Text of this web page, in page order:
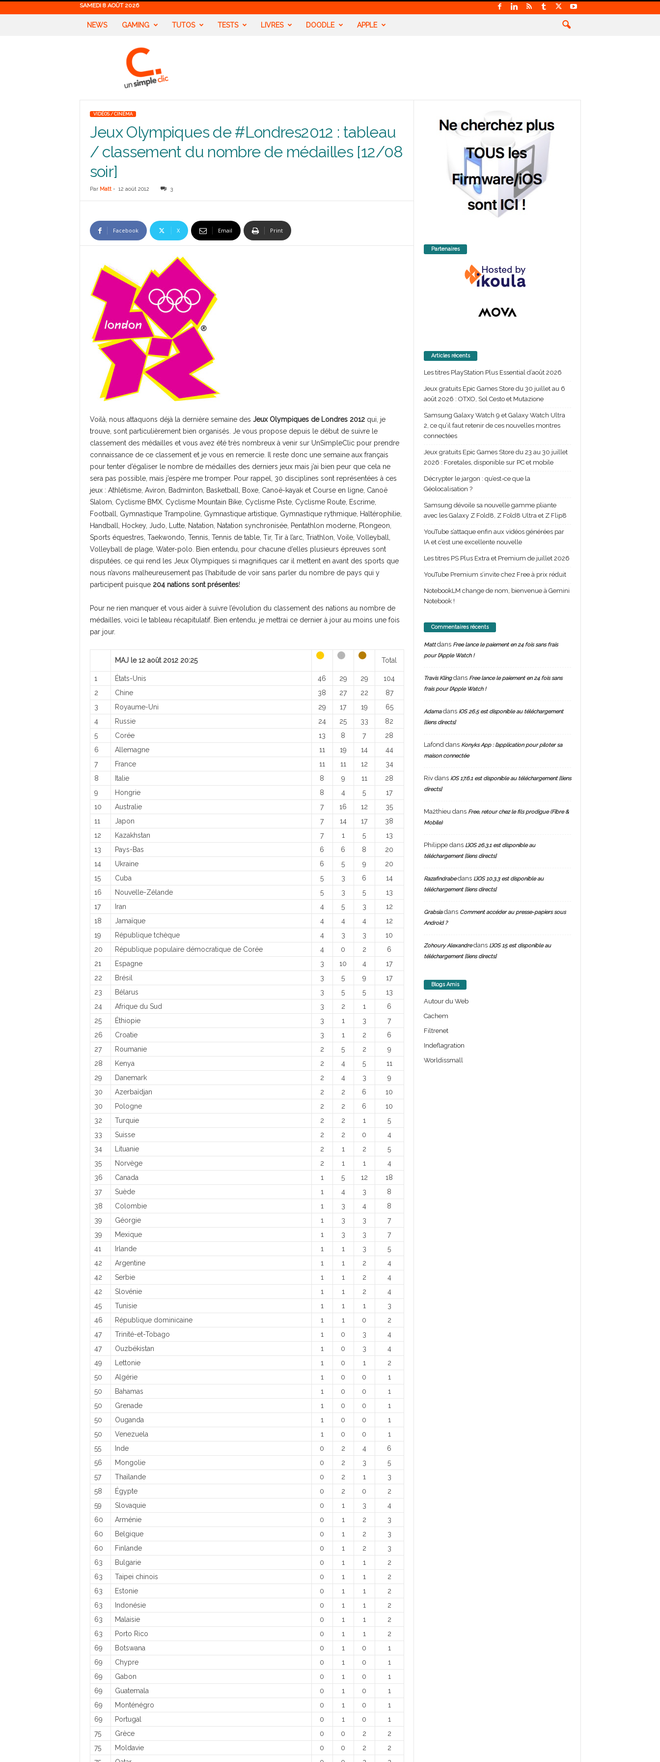
SAMEDI 8 AOÛT 2026
NEWS GAMING TUTOS TESTS LIVRES DOODLE APPLE
VIDÉOS / CINÉMA
Jeux Olympiques de #Londres2012 : tableau
/ classement du nombre de médailles [12/08
soir]
Par Matt- 12 août 2012 3
Facebook X Email Print
Voilà, nous attaquons déjà la dernière semaine des Jeux Olympiques de Londres 2012qui, je
trouve, sont particulièrement bien organisés. Je vous propose depuis le début de suivre le
classement des médailles et vous avez été très nombreux à venir sur UnSimpleClic pour prendre
connaissance de ce classement et je vous en remercie. Il reste donc une semaine aux français
pour tenter d’égaliser le nombre de médailles des derniers jeux mais j’ai bien peur que cela ne
sera pas possible, mais j’espère me tromper. Pour rappel, 30 disciplines sont représentées à ces
jeux : Athlétisme, Aviron, Badminton, Basketball, Boxe, Canoë-kayak et Course en ligne, Canoë
Slalom, Cyclisme BMX, Cyclisme Mountain Bike, Cyclisme Piste, Cyclisme Route, Escrime,
Football, Gymnastique Trampoline, Gymnastique artistique, Gymnastique rythmique, Haltérophilie,
Handball, Hockey, Judo, Lutte, Natation, Natation synchronisée, Pentathlon moderne, Plongeon,
Sports équestres, Taekwondo, Tennis, Tennis de table, Tir, Tir à l’arc, Triathlon, Voile, Volleyball,
Volleyball de plage, Water-polo. Bien entendu, pour chacune d’elles plusieurs épreuves sont
disputées, ce qui rend les Jeux Olympiques si magnifiques car il mettent en avant des sports que
nous n’avons malheureusement pas l’habitude de voir sans parler du nombre de pays qui y
participent puisque 204 nations sont présentes!
Pour ne rien manquer et vous aider à suivre l’évolution du classement des nations au nombre de
médailles, voici le tableau récapitulatif. Bien entendu, je mettrai ce dernier à jour au moins une fois
par jour.
MAJ le 12 août 2012 20:25 Total
1 États-Unis 46 29 29
104
2
Chine 38 27 22
87
3
Royaume-Uni 29 17 19
65
4
Russie 24 25 33
82
5
Corée 13 8 7
28
6
Allemagne 11 19 14
44
7
France 11 11 12
34
8
Italie 8 9 11
28
9
Hongrie 8 4 5
17
10
Australie 7 16 12
35
11
Japon 7 14 17
38
12
Kazakhstan 7 1 5
13
13
Pays-Bas 6 6 8
20
14
Ukraine 6 5 9
20
15
Cuba 5 3 6
14
16
Nouvelle-Zélande 5 3 5
13
17
Iran 4 5 3
12
18
Jamaïque 4 4 4
12
19
République tchèque 4 3 3
10
20
République populaire démocratique de Corée 4 0 2
6
21
Espagne 3 10 4
17
22
Brésil 3 5 9
17
23
Bélarus 3 5 5
13
24
Afrique du Sud 3 2 1
6
25
Éthiopie 3 1 3
7
26
Croatie 3 1 2
6
27
Roumanie 2 5 2
9
28
Kenya 2 4 5
11
29
Danemark 2 4 3
9
30
Azerbaïdjan 2 2 6
10
30
Pologne 2 2 6
10
32
Turquie 2 2 1
5
33
Suisse 2 2 0
4
34
Lituanie 2 1 2
5
35
Norvège 2 1 1
4
36
Canada 1 5 12
18
37
Suède 1 4 3
8
38
Colombie 1 3 4
8
39
Géorgie 1 3 3
7
39
Mexique 1 3 3
7
41
Irlande 1 1 3
5
42
Argentine 1 1 2
4
42
Serbie 1 1 2
4
42
Slovénie 1 1 2
4
45
Tunisie 1 1 1
3
46
République dominicaine 1 1 0
2
47
Trinité-et-Tobago 1 0 3
4
47
Ouzbékistan 1 0 3
4
49
Lettonie 1 0 1
2
50
Algérie 1 0 0
1
50
Bahamas 1 0 0
1
50
Grenade 1 0 0
1
50
Ouganda 1 0 0
1
50
Venezuela 1 0 0
1
55
Inde 0 2 4
6
56
Mongolie 0 2 3
5
57
Thaïlande 0 2 1
3
58
Égypte 0 2 0
2
59
Slovaquie 0 1 3
4
60
Arménie 0 1 2
3
60
Belgique 0 1 2
3
60
Finlande 0 1 2
3
63
Bulgarie 0 1 1
2
63
Taipei chinois 0 1 1
2
63
Estonie 0 1 1
2
63
Indonésie 0 1 1
2
63
Malaisie 0 1 1
2
63
Porto Rico 0 1 1
2
69
Botswana 0 1 0
1
69
Chypre 0 1 0
1
69
Gabon 0 1 0
1
69
Guatemala 0 1 0
1
69
Monténégro 0 1 0
1
69
Portugal 0 1 0
1
75
Grèce 0 0 2
2
75
Moldavie 0 0 2
2
Partenaires
Articles récents
Les titres PlayStation Plus Essential d’août 2026
Jeux gratuits Epic Games Store du 30 juillet au 6
août 2026 : OTXO, Sol Cesto et Mutazione
Samsung Galaxy Watch 9 et Galaxy Watch Ultra
2, ce qu’il faut retenir de ces nouvelles montres
connectées
Jeux gratuits Epic Games Store du 23 au 30 juillet
2026 : Foretales, disponible sur PC et mobile
Décrypter le jargon : qu’est-ce que la
Géolocalisation ?
Samsung dévoile sa nouvelle gamme pliante
avec les Galaxy Z Fold8, Z Fold8 Ultra et Z Flip8
YouTube s’attaque enfin aux vidéos générées par
IA et c’est une excellente nouvelle
Les titres PS Plus Extra et Premium de juillet 2026
YouTube Premium s’invite chez Free à prix réduit
NotebookLM change de nom, bienvenue à Gemini
Notebook !
Commentaires récents
Mattdans Free lance le paiement en 24 fois sans frais
pour l’Apple Watch !
Travis Klingdans Free lance le paiement en 24 fois sans
frais pour l’Apple Watch !
Adamadans iOS 26.5 est disponible au téléchargement
[liens directs]
Lafond dans Konyks App : l’application pour piloter sa
maison connectée
Rivdans iOS 17.6.1 est disponible au téléchargement [liens
directs]
Ma2thieu dans Free, retour chez le fils prodigue (Fibre &
Mobile)
Philippedans L’iOS 26.3.1 est disponible au
téléchargement [liens directs]
Razafindrabedans L’iOS 10.3.3 est disponible au
téléchargement [liens directs]
Grabsiadans Comment accéder au presse-papiers sous
Android ?
Zohoury Alexandredans L’iOS 15 est disponible au
téléchargement [liens directs]
Blogs Amis
Autour du Web
Cachem
Filtrenet
Indeflagration
Worldissmall